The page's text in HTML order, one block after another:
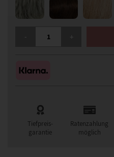
Tiefpreis-
garantie
Ratenzahlung
möglich